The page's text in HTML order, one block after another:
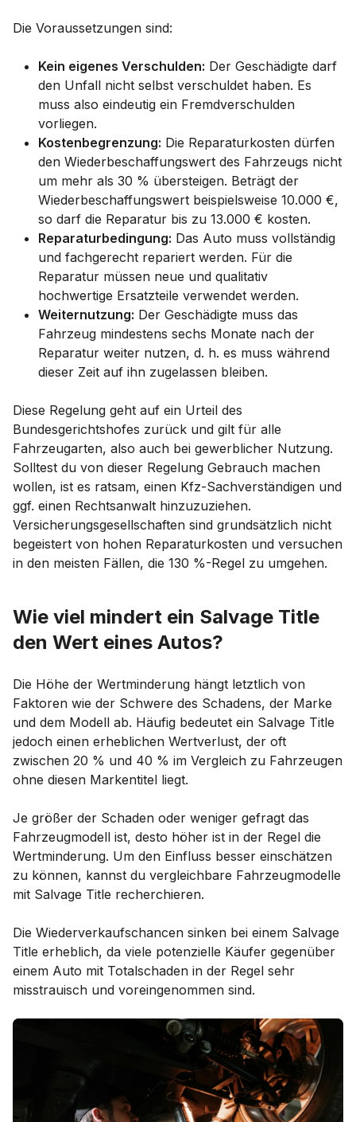
Die Voraussetzungen sind:
Kein eigenes Verschulden: Der Geschädigte darf
den Unfall nicht selbst verschuldet haben. Es
muss also eindeutig ein Fremdverschulden
vorliegen.
Kostenbegrenzung: Die Reparaturkosten dürfen
den Wiederbeschaffungswert des Fahrzeugs nicht
um mehr als 30 % übersteigen. Beträgt der
Wiederbeschaffungswert beispielsweise 10.000 €,
so darf die Reparatur bis zu 13.000 € kosten.
Reparaturbedingung: Das Auto muss vollständig
und fachgerecht repariert werden. Für die
Reparatur müssen neue und qualitativ
hochwertige Ersatzteile verwendet werden.
Weiternutzung: Der Geschädigte muss das
Fahrzeug mindestens sechs Monate nach der
Reparatur weiter nutzen, d. h. es muss während
dieser Zeit auf ihn zugelassen bleiben.
Diese Regelung geht auf ein Urteil des
Bundesgerichtshofes zurück und gilt für alle
Fahrzeugarten, also auch bei gewerblicher Nutzung.
Solltest du von dieser Regelung Gebrauch machen
wollen, ist es ratsam, einen Kfz-Sachverständigen und
ggf. einen Rechtsanwalt hinzuzuziehen.
Versicherungsgesellschaften sind grundsätzlich nicht
begeistert von hohen Reparaturkosten und versuchen
in den meisten Fällen, die 130 %-Regel zu umgehen.
Wie viel mindert ein Salvage Title
den Wert eines Autos?
Die Höhe der Wertminderung hängt letztlich von
Faktoren wie der Schwere des Schadens, der Marke
und dem Modell ab. Häufig bedeutet ein Salvage Title
jedoch einen erheblichen Wertverlust, der oft
zwischen 20 % und 40 % im Vergleich zu Fahrzeugen
ohne diesen Markentitel liegt.
Je größer der Schaden oder weniger gefragt das
Fahrzeugmodell ist, desto höher ist in der Regel die
Wertminderung. Um den Einfluss besser einschätzen
zu können, kannst du vergleichbare Fahrzeugmodelle
mit Salvage Title recherchieren.
Die Wiederverkaufschancen sinken bei einem Salvage
Title erheblich, da viele potenzielle Käufer gegenüber
einem Auto mit Totalschaden in der Regel sehr
misstrauisch und voreingenommen sind.